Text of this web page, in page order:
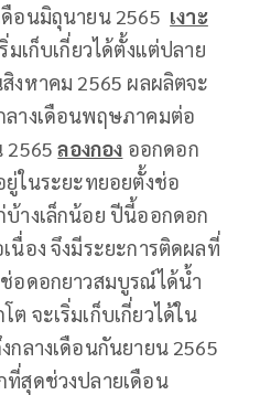
อนมิถุนายน 2565 เงาะ
เก็บเกี่ยวได้ตั้งแต่ปลาย
งหาคม 2565 ผลผลิตจะ
ลางเดือนพฤษภาคมต่อ
2565ลองกอง ออกดอก
ในระยะทยอยตั้งช่อ
างเล็กน้อย ปีนี้ออกดอก
นื่อง จึงมีระยะการติดผลที่
อดอกยาวสมบูรณ์ได้น้ำ
จะเริ่มเก็บเกี่ยวได้ใน
กลางเดือนกันยายน 2565
สุดช่วงปลายเดือน